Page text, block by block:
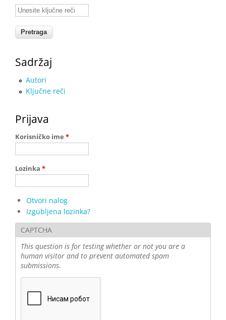
Unesite ključne reči
Sadržaj
Autori
Ključne reči
Prijava
Korisničko ime *
Lozinka *
Otvori nalog
Izgubljena lozinka?
CAPTCHA
This question is for testing whether or not you are a
human visitor and to prevent automated spam
submissions.